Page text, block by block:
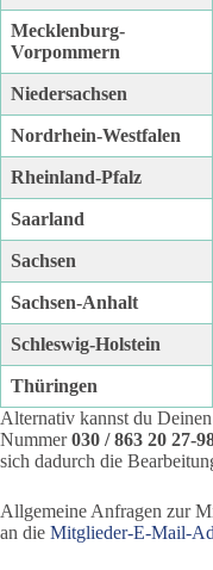
Mecklenburg-
Vorpommern
Niedersachsen
Nordrhein-Westfalen
Rheinland-Pfalz
Saarland
Sachsen
Sachsen-Anhalt
Schleswig-Holstein
Thüringen
Alternativ kannst du
Nummer030 / 863 20 27-
sich dadurch die
Allgemeine Anfragen zur
an die Mitglieder-E-Mail-